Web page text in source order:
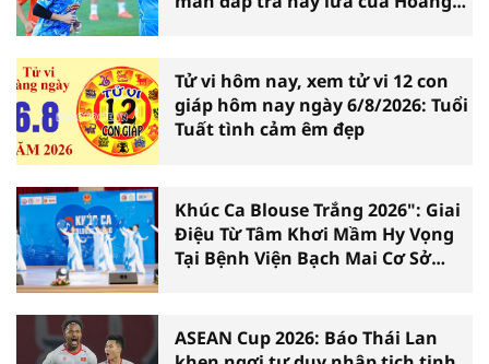
Tử vi hôm nay, xem tử vi 12 con
giáp hôm nay ngày 6/8/2026: Tuổi
Tuất tình cảm êm đẹp
Khúc Ca Blouse Trắng 2026": Giai
Điệu Từ Tâm Khơi Mầm Hy Vọng
Tại Bệnh Viện Bạch Mai Cơ Sở
ASEAN Cup 2026: Báo Thái Lan